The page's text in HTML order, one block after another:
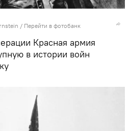
/ Перейти в фотобанк
Красная армия
в истории войн